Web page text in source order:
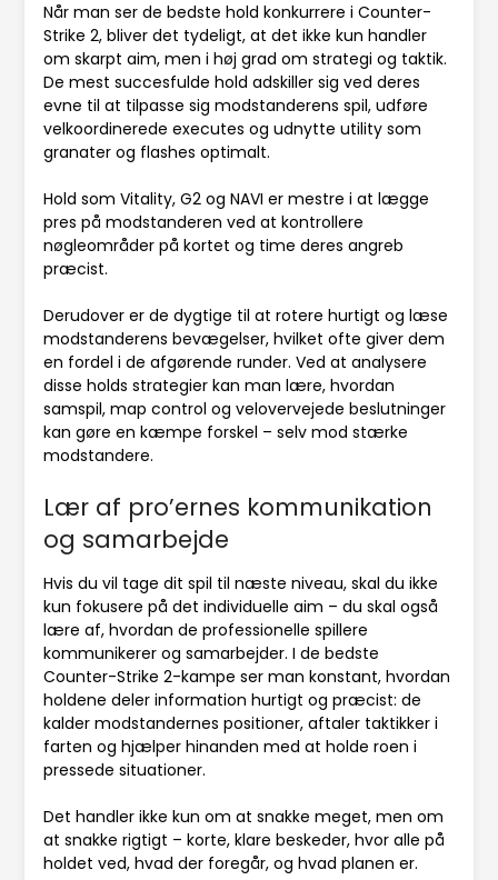
Når man ser de bedste hold konkurrere i Counter-
Strike 2, bliver det tydeligt, at det ikke kun handler
om skarpt aim, men i høj grad om strategi og taktik.
De mest succesfulde hold adskiller sig ved deres
evne til at tilpasse sig modstanderens spil, udføre
velkoordinerede executes og udnytte utility som
granater og flashes optimalt.
Hold som Vitality, G2 og NAVI er mestre i at lægge
pres på modstanderen ved at kontrollere
nøgleområder på kortet og time deres angreb
præcist.
Derudover er de dygtige til at rotere hurtigt og læse
modstanderens bevægelser, hvilket ofte giver dem
en fordel i de afgørende runder. Ved at analysere
disse holds strategier kan man lære, hvordan
samspil, map control og velovervejede beslutninger
kan gøre en kæmpe forskel – selv mod stærke
modstandere.
Lær af pro’ernes kommunikation
og samarbejde
Hvis du vil tage dit spil til næste niveau, skal du ikke
kun fokusere på det individuelle aim – du skal også
lære af, hvordan de professionelle spillere
kommunikerer og samarbejder. I de bedste
Counter-Strike 2-kampe ser man konstant, hvordan
holdene deler information hurtigt og præcist: de
kalder modstandernes positioner, aftaler taktikker i
farten og hjælper hinanden med at holde roen i
pressede situationer.
Det handler ikke kun om at snakke meget, men om
at snakke rigtigt – korte, klare beskeder, hvor alle på
holdet ved, hvad der foregår, og hvad planen er.